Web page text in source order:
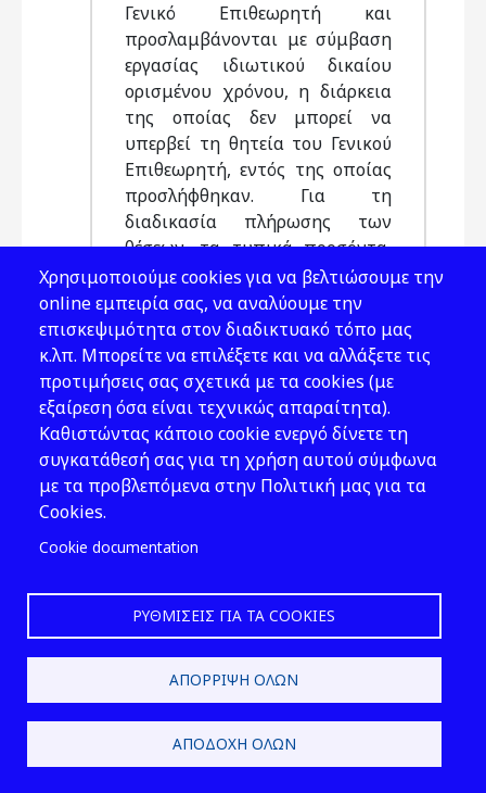
Γενικό Επιθεωρητή και
προσλαμβάνονται με σύμβαση
εργασίας ιδιωτικού δικαίου
ορισμένου χρόνου, η διάρκεια
της οποίας δεν μπορεί να
υπερβεί τη θητεία του Γενικού
Επιθεωρητή, εντός της οποίας
προσλήφθηκαν. Για τη
διαδικασία πλήρωσης των
θέσεων, τα τυπικά προσόντα,
καθώς και κάθε άλλο σχετικό
θέμα, εφαρμόζονται κατ’
αναλογία οι διατάξεις της παρ.
3 του άρθρου 78 τουν.
4530/2018 (Α΄ 59) . Για τη
μισθολογική κατάταξη των
ανωτέρω εφαρμόζονται οι
διατάξεις τουν. 4354/2015 (Α΄
176). 7. α) Η κάλυψη των θέσεων
τακτικούς υπαλλήλους του
Μεταφορών, καθώς και από
φορείς που εποπτεύονται από
τον Υπουργό Υποδομών, είτε με
απόσπαση τακτικών
υπαλλήλων από άλλα
Υπουργεία, δημόσιες υπηρεσίες,
Ν.Π.Δ.Δ., Ν.Π.Ι.Δ., Ο.Τ.Α. α΄και β΄
Χρησιμοποιούμε cookies για να βελτιώσουμε την
online εμπειρία σας, να αναλύουμε την
επισκεψιμότητα στον διαδικτυακό τόπο μας
κ.λπ. Μπορείτε να επιλέξετε και να αλλάξετε τις
προτιμήσεις σας σχετικά με τα cookies (με
εξαίρεση όσα είναι τεχνικώς απαραίτητα).
Καθιστώντας κάποιο cookie ενεργό δίνετε τη
συγκατάθεσή σας για τη χρήση αυτού σύμφωνα
με τα προβλεπόμενα στην Πολιτική μας για τα
Cookies.
Cookie documentation
ΡΥΘΜΊΣΕΙΣ ΓΙΑ ΤΑ COOKIES
ΑΠΌΡΡΙΨΗ ΌΛΩΝ
ΑΠΟΔΟΧΉ ΌΛΩΝ